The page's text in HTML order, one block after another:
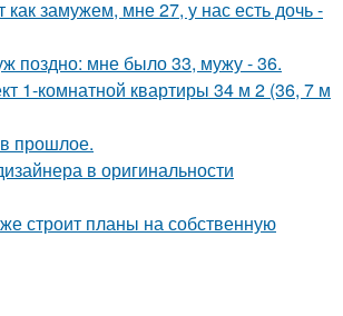
как замужем, мне 27, у нас есть дочь -
поздно: мне было 33, мужу - 36.
1-комнатной квартиры 34 м 2 (36, 7 м
прошлое.
в оригинальности
строит планы на собственную